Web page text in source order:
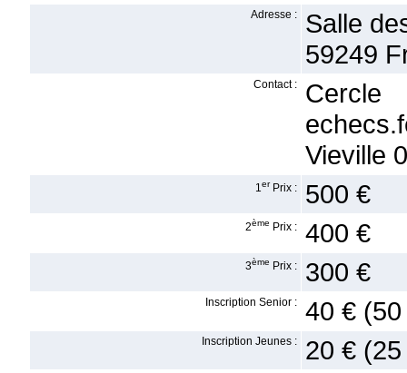
Adresse :
Salle
59249
Contact :
Vieville
1er Prix : 500 €
2ème Prix : 400 €
3ème Prix : 300 €
Inscription Senior : 40 €
Inscription Jeunes : 20 €